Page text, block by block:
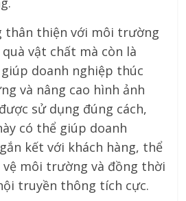
thân thiện với môi trường
vật chất mà còn là
doanh nghiệp thúc
và nâng cao hình ảnh
sử dụng đúng cách,
có thể giúp doanh
kết với khách hàng, thể
vệ môi trường và đồng thời
truyền thông tích cực.